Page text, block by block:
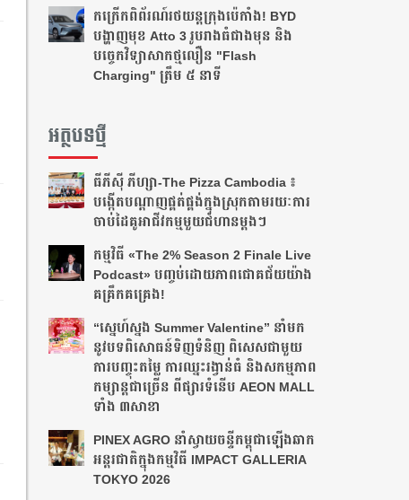
កក្រើកពិព័រណ៍រថយន្តក្រុងប៉េកាំង! BYD
បង្ហាញមុខ Atto 3 រូបរាងធំជាងមុន និង
បច្ចេកវិទ្យាសាកថ្មលឿន "Flash
Charging" ត្រឹម ៥ នាទី
អត្ថបទថ្មី
ធីភីស៊ី ភីហ្សា-The Pizza Cambodia ៖
បង្កើត​បណ្តាញ​ផ្គត់ផ្គង់​ក្នុង​ស្រុក​តាមរយៈ​ការ​
ចាប់​ដៃ​គូ​អាជីវកម្ម​មួយ​ជំហាន​ម្តងៗ​
កម្មវិធី «The 2% Season 2 Finale Live
Podcast» បញ្ចប់ដោយភាពជោគជ័យយ៉ាង
គគ្រឹកគគ្រេង!
“ស្នេហ៍ស្នង Summer Valentine” នាំមក
នូវបទពិសោធន៍ទិញទំនិញ ពិសេសជាមួយ
ការបញ្ចុះតម្លៃ ការឈ្នះរង្វាន់ធំ និងសកម្មភាព
កម្សាន្តជាច្រើន ពីផ្សារទំនើប AEON MALL
ទាំង ៣សាខា
PINEX AGRO នាំ​ស្វាយចន្ទី​កម្ពុជា​ឡើង​ឆាក​
អន្តរជាតិ​​ក្នុង​កម្មវិធី​ IMPACT GALLERIA
TOKYO 2026